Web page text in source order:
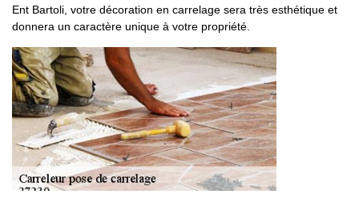
Ent Bartoli, votre décoration en carrelage sera très esthétique et
donnera un caractère unique à votre propriété.